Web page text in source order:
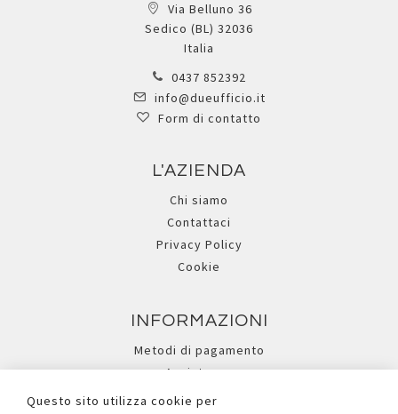
Via Belluno 36
Sedico (BL) 32036
Italia
0437 852392
info@dueufficio.it
Form di contatto
L'AZIENDA
Chi siamo
Contattaci
Privacy Policy
Cookie
INFORMAZIONI
Metodi di pagamento
Assistenza
Ricerca avanzata
Questo sito utilizza cookie per